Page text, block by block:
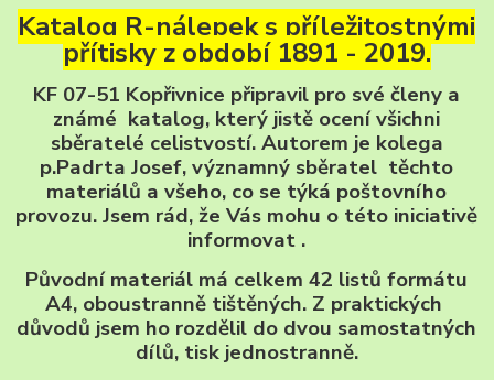
Katalog R-nálepek s příležitostnými
přítisky z období 1891 - 2019.
KF 07-51 Kopřivnice připravil pro své členy a
známé katalog, který jistě ocení všichni
sběratelé celistvostí. Autorem je kolega
p.Padrta Josef, významný sběratel těchto
materiálů a všeho, co se týká poštovního
provozu. Jsem rád, že Vás mohu o této iniciativě
informovat .
Původní materiál má celkem 42 listů formátu
A4, oboustranně tištěných. Z praktických
důvodů jsem ho rozdělil do dvou samostatných
dílů, tisk jednostranně.